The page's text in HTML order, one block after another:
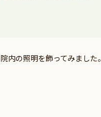
院内の照明を飾ってみました。